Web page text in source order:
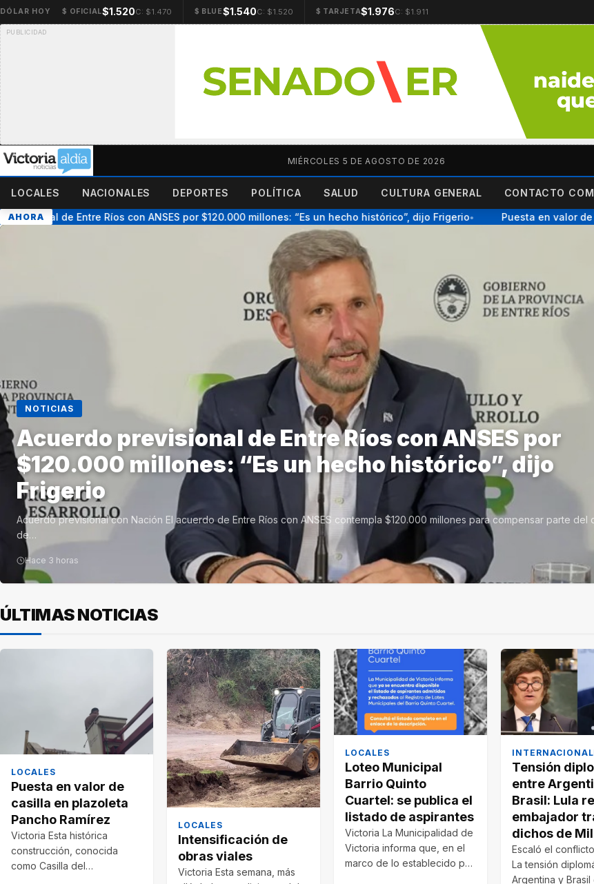
DÓLAR HOY $ OFICIAL$1.520C: $1.470 $ BLUE$1.540C: $1.520 $ TARJETA$1.976C: $1.911
MIÉRCOLES 5 DE AGOSTO DE 2026
LOCALES NACIONALES DEPORTES POLÍTICA SALUD CULTURA GENERAL CONTACTO
AHORAde Entre Ríos con ANSES por $120.000 millones: “Es un hecho histórico”, dijo Frigerio● Puesta en valor de
NOTICIAS
Acuerdo previsional de Entre Ríos con ANSES por
$120.000 millones: “Es un hecho histórico”, dijo
Frigerio
Acuerdo previsional con Nación El acuerdo de Entre Ríos con ANSES contempla $120.000 millones para compensar parte del
de…
Hace 3 horas
ÚLTIMAS NOTICIAS
LOCALES
Puesta en valor de
casilla en plazoleta
Pancho Ramírez
Victoria Esta histórica
construcción, conocida
como Casilla del
LOCALES
Intensificación de
obras viales
Victoria Esta semana, más
LOCALES
Loteo Municipal
Barrio Quinto
Cuartel: se publica el
listado de aspirantes
Victoria La Municipalidad de
Victoria informa que, en el
marco de lo establecido por
Tensión
entre
Brasil: Lula
embajador
dichos de
Escaló el
La tensión
Argentina y Brasil